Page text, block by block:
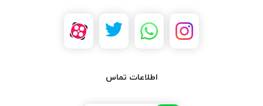
اطلاعات تماس